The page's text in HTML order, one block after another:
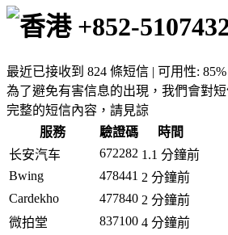
+852-
最近已接收到 824 條短信 | 可用性: 85%
為了避免有害信息的出現，我們會對
完整的短信內容，請見諒
服務
驗證碼
時間
长安汽车
672282 1.1 分鐘前
Bwing
478441 2 分鐘前
Cardekho
477840 2 分鐘前
微拍堂
837100 4 分鐘前